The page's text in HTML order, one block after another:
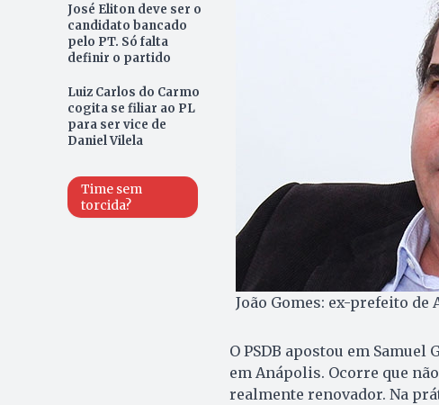
José Eliton deve ser o
candidato bancado
pelo PT. Só falta
definir o partido
Luiz Carlos do Carmo
cogita se filiar ao PL
para ser vice de
Daniel Vilela
Time sem
torcida?
João Gomes: ex-prefeito
O PSDB apostou em
em Anápolis. Ocorre que
realmente renovador. Na